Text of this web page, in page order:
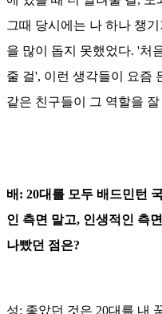
그때 당시에는 나 하나 챙
을 많이 돕지 못했었다. '처
줄 걸', 이런 생각들이 요즘
같은 친구들이 그 역할을
배: 20대를 모두 배드민턴
인 측면 말고, 인생적인 측
나빴던 점은?
성: 좋았던 것은 20대를 내